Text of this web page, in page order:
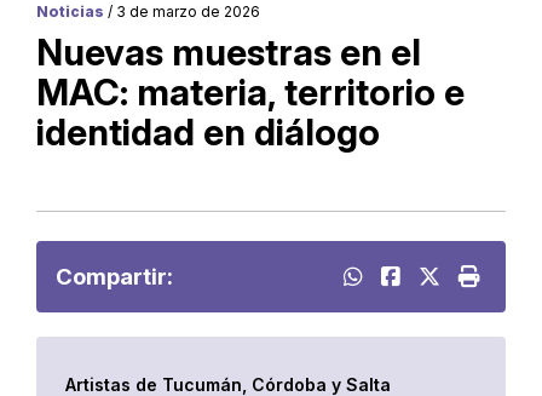
Noticias / 3 de marzo de 2026
Nuevas muestras en el
MAC: materia, territorio e
identidad en diálogo
Compartir:
Artistas de Tucumán, Córdoba y Salta